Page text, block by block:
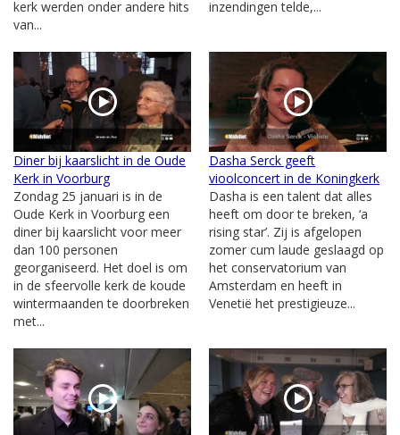
kerk werden onder andere hits
van...
inzendingen telde,...
Diner bij kaarslicht in de Oude
Kerk in Voorburg
Zondag 25 januari is in de
Oude Kerk in Voorburg een
diner bij kaarslicht voor meer
dan 100 personen
georganiseerd. Het doel is om
in de sfeervolle kerk de koude
wintermaanden te doorbreken
met...
Dasha Serck geeft
vioolconcert in de Koningkerk
Dasha is een talent dat alles
heeft om door te breken, ‘a
rising star’. Zij is afgelopen
zomer cum laude geslaagd op
het conservatorium van
Amsterdam en heeft in
Venetië het prestigieuze...